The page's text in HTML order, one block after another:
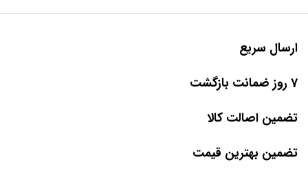
ارسال سریع
7 روز ضمانت بازگشت
تضمین اصالت کالا
تضمین بهترین قیمت